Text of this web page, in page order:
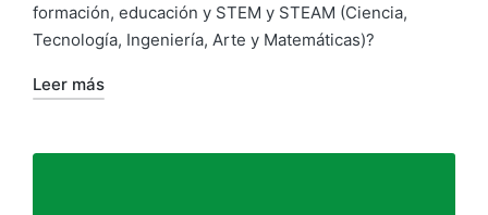
formación, educación y STEM y STEAM (Ciencia,
Tecnología, Ingeniería, Arte y Matemáticas)?
Leer más